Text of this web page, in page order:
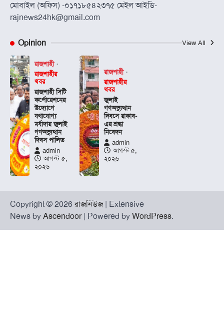
মোবাইল (অফিস) -০১৭১৮৫৪২৩৭৫ মেইল আইডি-
rajnews24hk@gmail.com
Opinion View All
রাজশাহী
রাজশাহীর
খবর
রাজশাহী সিটি
কর্পোরেশনের
উদ্যোগে
যথাযোগ্য
মর্যাদায় জুলাই
গণঅভ্যুত্থান
দিবস পালিত
admin
আগস্ট ৫,
২০২৬
রাজশাহী
রাজশাহীর
খবর
জুলাই
গণঅভ্যুত্থান
দিবসে রাকাব-
এর শ্রদ্ধা
নিবেদন
admin
আগস্ট ৫,
২০২৬
Copyright © 2026রাজনিউজ| Extensive
News by Ascendoor| Powered by WordPress.